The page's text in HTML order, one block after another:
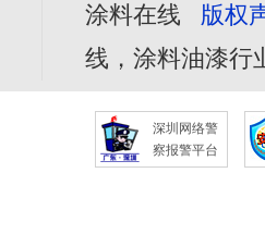
涂料在线 版权
线，涂料油漆行
深圳网络警
察报警平台